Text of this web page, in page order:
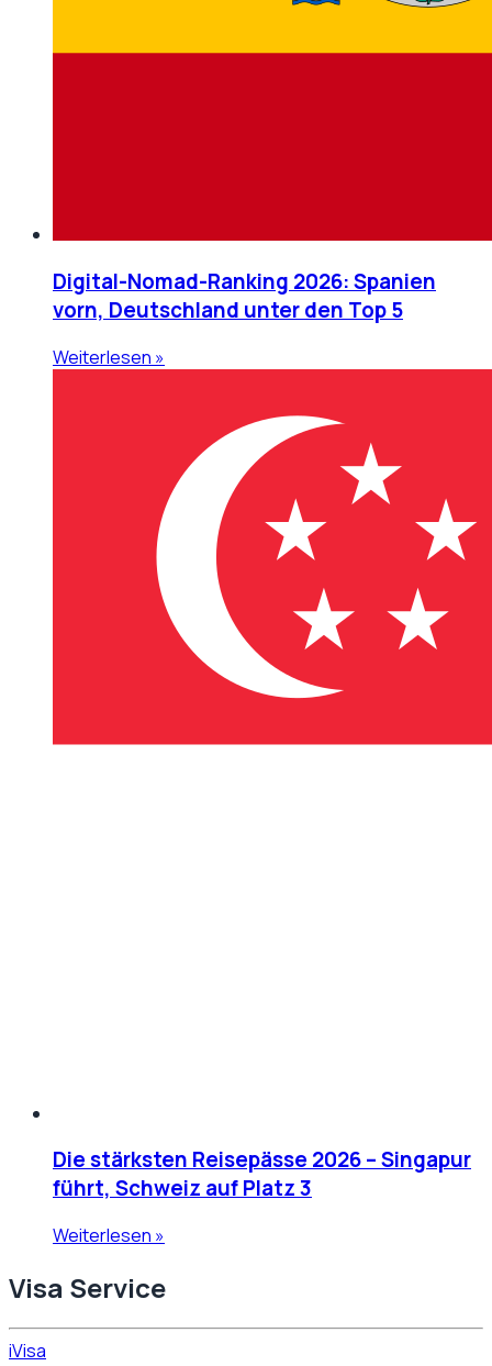
Digital-Nomad-Ranking 2026: Spanien
vorn, Deutschland unter den Top 5
Weiterlesen »
Die stärksten Reisepässe 2026 – Singapur
führt, Schweiz auf Platz 3
Weiterlesen »
Visa Service
iVisa